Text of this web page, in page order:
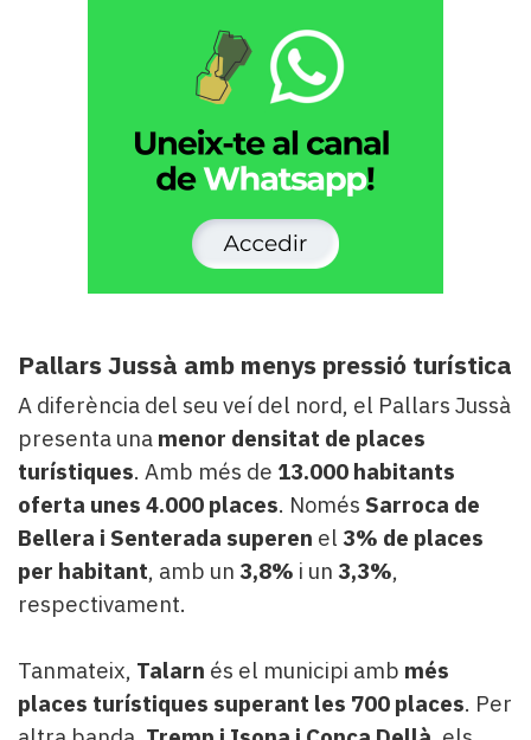
Pallars Jussà amb menys pressió turística
A diferència del seu veí del nord, el Pallars Jussà
presenta una menor densitat de places
turístiques. Amb més de 13.000 habitants
oferta unes 4.000 places. Només Sarroca de
Bellera i Senterada superen el 3% de places
per habitant, amb un 3,8% i un 3,3%,
respectivament.
Tanmateix, Talarn és el municipi amb més
places turístiques superant les 700 places. Per